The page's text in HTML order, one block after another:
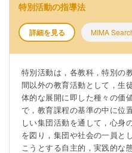
特別活動の指導法
詳細を見る MIMA
特別活動は，各教科，特別の
間以外の教育活動として，生
体的な展開に即した種々の価
で，教育課程の基準の中に位
しい集団活動を通して，心身
を図り，集団や社会の一員と
こうとする自主的，実践的な